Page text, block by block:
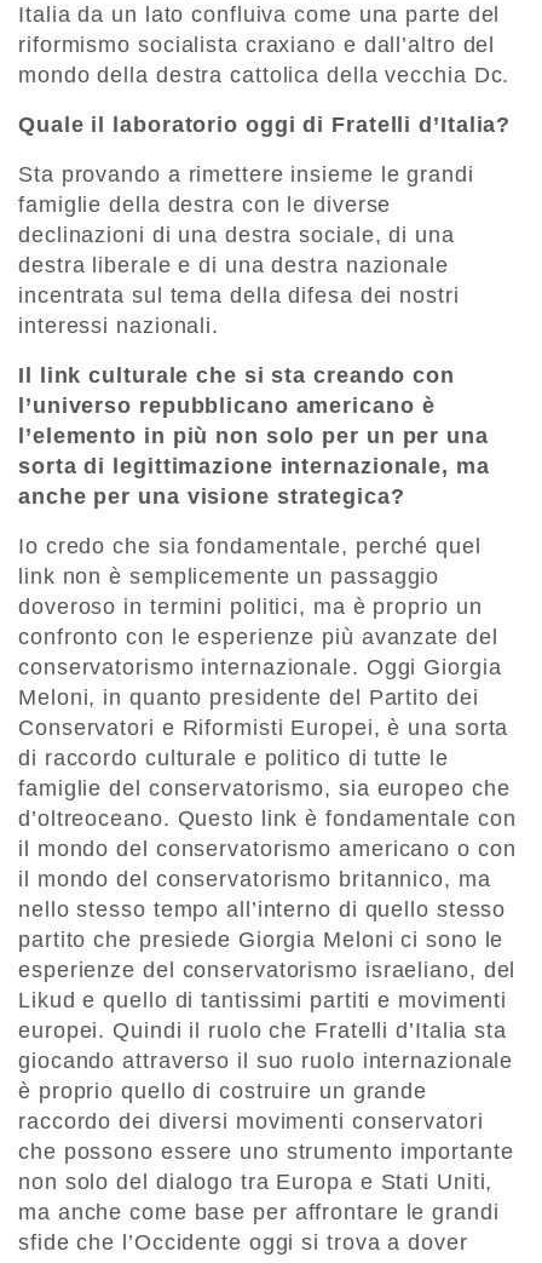
Italia da un lato confluiva come una parte del
riformismo socialista craxiano e dall’altro del
mondo della destra cattolica della vecchia Dc.
Quale il laboratorio oggi di Fratelli d’Italia?
Sta provando a rimettere insieme le grandi
famiglie della destra con le diverse
declinazioni di una destra sociale, di una
destra liberale e di una destra nazionale
incentrata sul tema della difesa dei nostri
interessi nazionali.
Il link culturale che si sta creando con
l’universo repubblicano americano è
l’elemento in più non solo per un per una
sorta di legittimazione internazionale, ma
anche per una visione strategica?
Io credo che sia fondamentale, perché quel
link non è semplicemente un passaggio
doveroso in termini politici, ma è proprio un
confronto con le esperienze più avanzate del
conservatorismo internazionale. Oggi Giorgia
Meloni, in quanto presidente del Partito dei
Conservatori e Riformisti Europei, è una sorta
di raccordo culturale e politico di tutte le
famiglie del conservatorismo, sia europeo che
d’oltreoceano. Questo link è fondamentale con
il mondo del conservatorismo americano o con
il mondo del conservatorismo britannico, ma
nello stesso tempo all’interno di quello stesso
partito che presiede Giorgia Meloni ci sono le
esperienze del conservatorismo israeliano, del
Likud e quello di tantissimi partiti e movimenti
europei. Quindi il ruolo che Fratelli d’Italia sta
giocando attraverso il suo ruolo internazionale
è proprio quello di costruire un grande
raccordo dei diversi movimenti conservatori
che possono essere uno strumento importante
non solo del dialogo tra Europa e Stati Uniti,
ma anche come base per affrontare le grandi
sfide che l’Occidente oggi si trova a dover